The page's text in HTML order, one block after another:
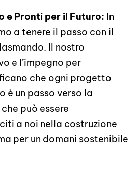
e Pronti per il Futuro: In
a tenere il passo con il
Il nostro
e l’impegno per
che ogni progetto
è un passo verso la
può essere
a noi nella costruzione
per un domani sostenibile